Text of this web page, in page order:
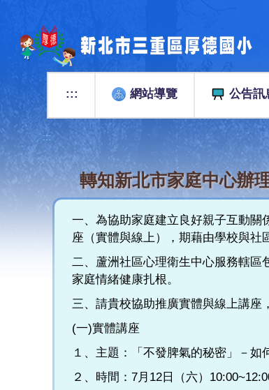
::: 網站導覽 公告訊
:::
轉知新北市家庭中心辦
一、為協助家庭建立良好親子互動關
座（實體與線上），期藉由學校與社
二、蘆洲社區心理衛生中心服務轄區
家庭情緒健康扎根。
三、請貴校協助推廣實體與線上講座
(一)實體講座
１、主題：「不發脾氣的秘密」－
２、時間：7月12日（六）